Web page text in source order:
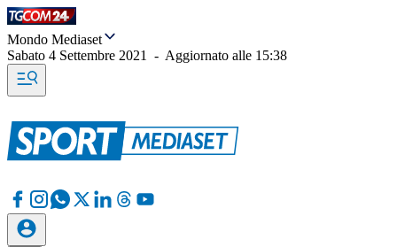
Mondo Mediaset
Sabato 4 Settembre 2021
- Aggiornato alle 15:38